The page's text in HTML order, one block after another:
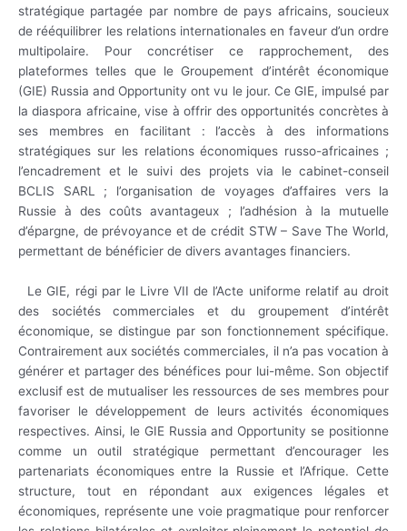
stratégique partagée par nombre de pays africains, soucieux
de rééquilibrer les relations internationales en faveur d’un ordre
multipolaire. Pour concrétiser ce rapprochement, des
plateformes telles que le Groupement d’intérêt économique
(GIE) Russia and Opportunity ont vu le jour. Ce GIE, impulsé par
la diaspora africaine, vise à offrir des opportunités concrètes à
ses membres en facilitant : l’accès à des informations
stratégiques sur les relations économiques russo-africaines ;
l’encadrement et le suivi des projets via le cabinet-conseil
BCLIS SARL ; l’organisation de voyages d’affaires vers la
Russie à des coûts avantageux ; l’adhésion à la mutuelle
d’épargne, de prévoyance et de crédit STW – Save The World,
permettant de bénéficier de divers avantages financiers.
Le GIE, régi par le Livre VII de l’Acte uniforme relatif au droit
des sociétés commerciales et du groupement d’intérêt
économique, se distingue par son fonctionnement spécifique.
Contrairement aux sociétés commerciales, il n’a pas vocation à
générer et partager des bénéfices pour lui-même. Son objectif
exclusif est de mutualiser les ressources de ses membres pour
favoriser le développement de leurs activités économiques
respectives. Ainsi, le GIE Russia and Opportunity se positionne
comme un outil stratégique permettant d’encourager les
partenariats économiques entre la Russie et l’Afrique. Cette
structure, tout en répondant aux exigences légales et
économiques, représente une voie pragmatique pour renforcer